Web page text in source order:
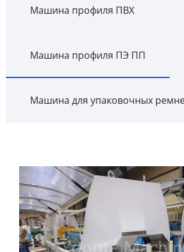
Машина профиля ПВХ
Машина профиля ПЭ ПП
Машина для упаковочных